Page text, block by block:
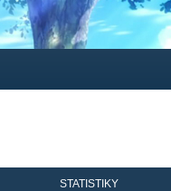
STATISTIKY